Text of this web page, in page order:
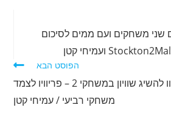
שני משחקים ועם ממים לסיכום
הפוסט הבא
פילי והספרס יקוו להשיג שוויון במשחקי 2 – פריוויו לצמד
משחקי רביעי / עמיחי קטן